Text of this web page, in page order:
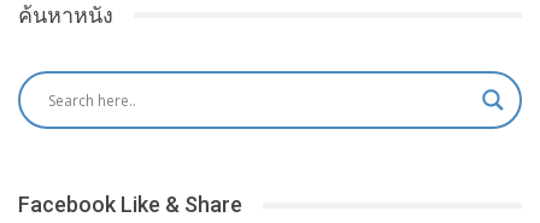
ค้นหาหนัง
Facebook Like & Share